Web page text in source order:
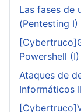
Las fases de
(Pentesting I)
Powershell
Ataques de
Informáticos